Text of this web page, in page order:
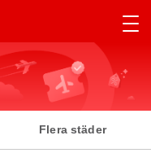
Flera städer